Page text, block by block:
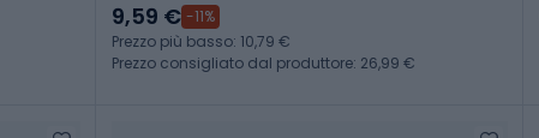
9,59 € -11%
Prezzo più basso: 10,79 €
Prezzo consigliato dal produttore: 26,99 €